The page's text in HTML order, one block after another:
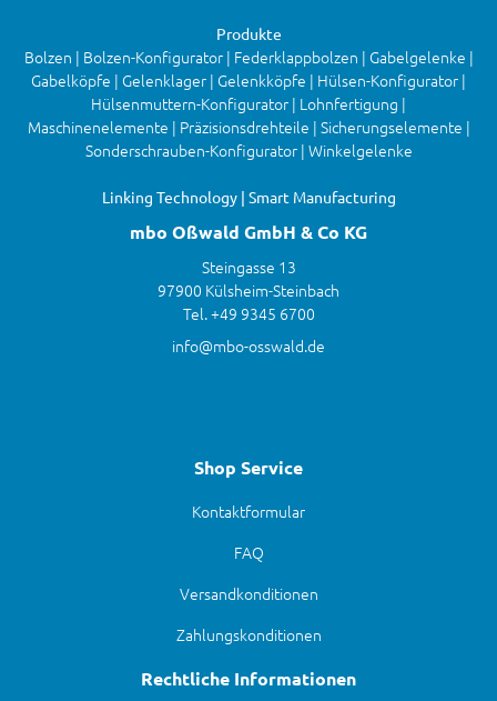
Produkte
Bolzen | Bolzen-Konfigurator | Federklappbolzen | Gabelgelenke |
Gabelköpfe | Gelenklager | Gelenkköpfe | Hülsen-Konfigurator |
Hülsenmuttern-Konfigurator | Lohnfertigung |
Maschinenelemente | Präzisionsdrehteile | Sicherungselemente |
Sonderschrauben-Konfigurator | Winkelgelenke
Linking Technology | Smart Manufacturing
mbo Oßwald GmbH & Co KG
Steingasse 13
97900 Külsheim-Steinbach
Tel. +49 9345 6700
info@mbo-osswald.de
Shop Service
Kontaktformular
FAQ
Versandkonditionen
Zahlungskonditionen
Rechtliche Informationen